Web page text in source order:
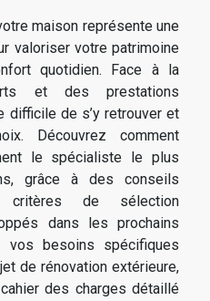
maison représente une
valoriser votre patrimoine
quotidien. Face à la
et des prestations
difficile de s’y retrouver et
Découvrez comment
le spécialiste le plus
grâce à des conseils
de sélection
dans les prochains
vos besoins spécifiques
de rénovation extérieure,
des charges détaillé